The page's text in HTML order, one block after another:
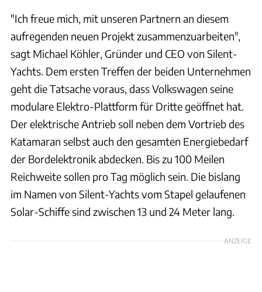
"Ich freue mich, mit unseren Partnern an diesem
aufregenden neuen Projekt zusammenzuarbeiten",
sagt Michael Köhler, Gründer und CEO von Silent-
Yachts. Dem ersten Treffen der beiden Unternehmen
geht die Tatsache voraus, dass Volkswagen seine
modulare Elektro-Plattform für Dritte geöffnet hat.
Der elektrische Antrieb soll neben dem Vortrieb des
Katamaran selbst auch den gesamten Energiebedarf
der Bordelektronik abdecken. Bis zu 100 Meilen
Reichweite sollen pro Tag möglich sein. Die bislang
im Namen von Silent-Yachts vom Stapel gelaufenen
Solar-Schiffe sind zwischen 13 und 24 Meter lang.
ANZEIGE